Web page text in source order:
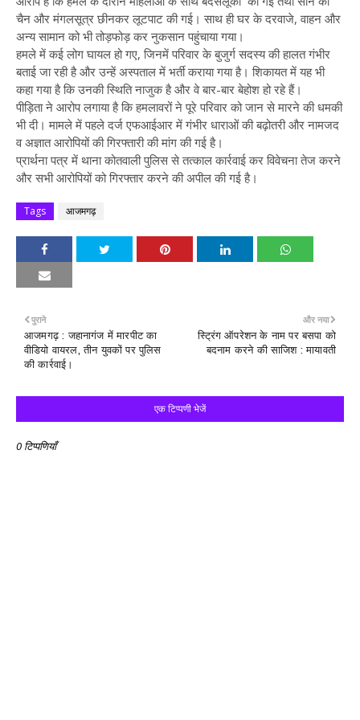
चैन और मंगलसूत्र छीनकर लूटपाट की गई। साथ ही घर के दरवाजे, वाहन और
अन्य सामान को भी तोड़फोड़ कर नुकसान पहुंचाया गया।
हमले में कई लोग घायल हो गए, जिनमें परिवार के बुजुर्ग सदस्य की हालत गंभीर
बताई जा रही है और उन्हें अस्पताल में भर्ती कराया गया है। शिकायत में यह भी
कहा गया है कि उनकी स्थिति नाजुक है और वे बार-बार बेहोश हो रहे हैं।
पीड़िता ने आरोप लगाया है कि हमलावरों ने पूरे परिवार को जान से मारने की धमकी
भी दी। मामले में पहले दर्ज एफआईआर में गंभीर धाराओं की बढ़ोतरी और नामजद
व अज्ञात आरोपियों की गिरफ्तारी की मांग की गई है।
प्रार्थना पत्र में थाना कोतवाली पुलिस से तत्काल कार्रवाई कर विवेचना तेज करने
और सभी आरोपियों को गिरफ्तार करने की अपील की गई है।
Tags आजमगढ़
और नया
स्ट्रिंग ऑपरेशन के नाम पर बसपा को
बदनाम करने की साजिश : मायावती
पुराने
आजमगढ़ : जहानागंज में मारपीट का
वीडियो वायरल, तीन युवकों पर पुलिस
की कार्रवाई।
एक टिप्पणी भेजें
0 टिप्पणियाँ